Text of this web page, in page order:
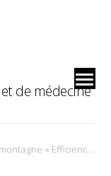
de médecine
Dr Alain Lamontagne « Efficience en anesthésie ambulatoire »